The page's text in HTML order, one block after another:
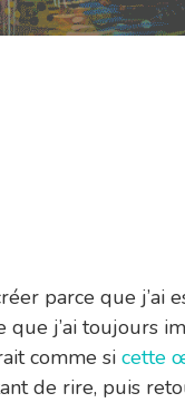
parce que j’ai
j’ai toujours
comme si cette
de rire, puis